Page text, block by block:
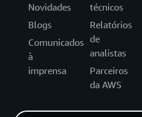
Novidades
Blogs
Comunicados
à
imprensa
técnicos
Relatórios
de
analistas
Parceiros
da AWS